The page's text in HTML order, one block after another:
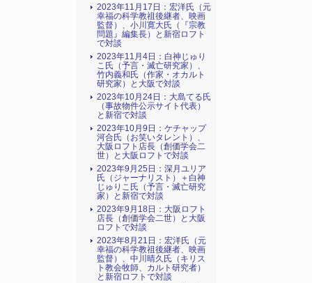
2023年11月17日：宏洋氏（元
幸福の科学教祖後継者、映画
監督）、小川寛大氏（『宗教
問題』編集長）と新宿ロフト
で対談
2023年11月4日：白神じゅり
こ氏（予言・滅亡研究家）、
竹内義和氏（作家・オカルト
研究家）と大阪で対談
2023年10月24日：大島てる氏
（事故物件公示サイト代表）
と新宿で対談
2023年10月9日：ケチャップ
河合氏（お笑いタレント）、
大阪ロフト店長（創価学会二
世）と大阪ロフトで対談
2023年9月25日：深月ユリア
氏（ジャーナリスト）＋白神
じゅりこ氏（予言・滅亡研究
家）と新宿で対談
2023年9月18日：大阪ロフト
店長（創価学会二世）と大阪
ロフトで対談
2023年8月21日：宏洋氏（元
幸福の科学教祖後継者、映画
監督）、中川晴久氏（キリス
ト教会牧師、カルト研究者）
と新宿ロフトで対談